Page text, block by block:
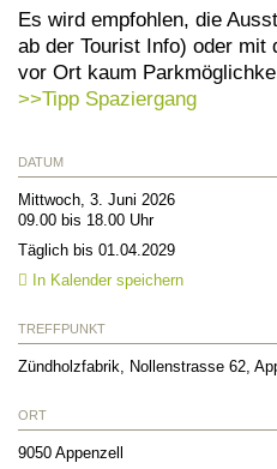
Es wird empfohlen, die
ab der Tourist Info) oder mit
vor Ort kaum
>>Tipp Spaziergang
DATUM
Mittwoch, 3. Juni 2026
09.00 bis 18.00 Uhr
Täglich bis 01.04.2029
In Kalender speichern
TREFFPUNKT
Zündholzfabrik, Nollenstrasse 62,
ORT
9050 Appenzell